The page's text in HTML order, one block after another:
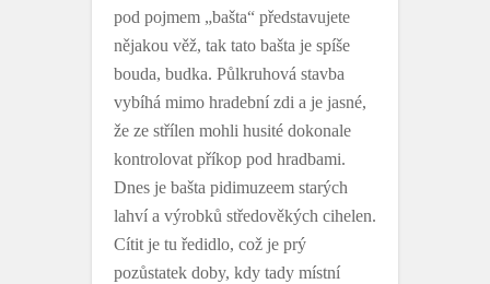
pod pojmem „bašta“ představujete
nějakou věž, tak tato bašta je spíše
bouda, budka. Půlkruhová stavba
vybíhá mimo hradební zdi a je jasné,
že ze střílen mohli husité dokonale
kontrolovat příkop pod hradbami.
Dnes je bašta pidimuzeem starých
lahví a výrobků středověkých cihelen.
Cítit je tu ředidlo, což je prý
pozůstatek doby, kdy tady místní